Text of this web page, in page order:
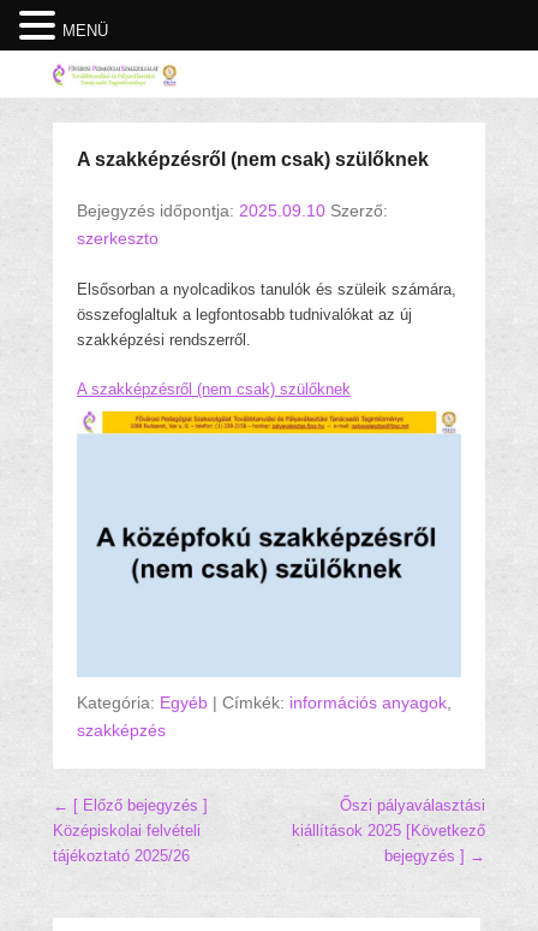
A szakképzésről (nem csak) szülőknek
Bejegyzés időpontja: 2025.09.10 Szerző:
szerkeszto
Elsősorban a nyolcadikos tanulók és szüleik számára,
összefoglaltuk a legfontosabb tudnivalókat az új
szakképzési rendszerről.
A szakképzésről (nem csak) szülőknek
Kategória: Egyéb | Címkék: információs anyagok,
szakképzés
Hozzászólás navigáció
← [ Előző bejegyzés ]
Középiskolai felvételi
tájékoztató 2025/26
Őszi pályaválasztási
kiállítások 2025 [Következő
bejegyzés ] →
MENÜ